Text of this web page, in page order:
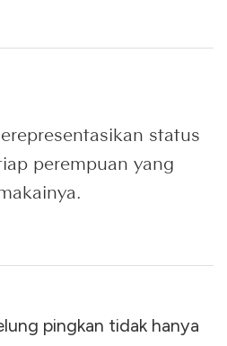
status
perempuan yang
pingkan tidak hanya